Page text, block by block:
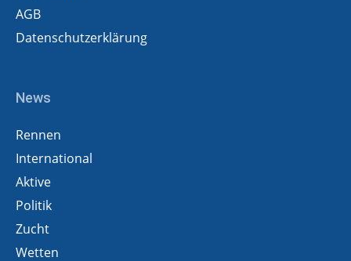
AGB
Datenschutzerklärung
News
Rennen
International
Aktive
Politik
Zucht
Wetten